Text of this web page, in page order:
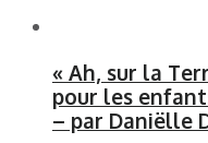
« Ah, sur la
pour les
– par Daniëlle